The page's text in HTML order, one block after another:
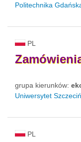
Politechnika
PL
grupa kierunków:
Uniwersytet
PL